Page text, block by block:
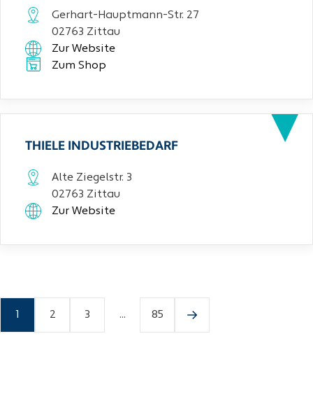
Gerhart-Hauptmann-Str. 27
02763 Zittau
Zur Website
Zum Shop
THIELE INDUSTRIEBEDARF
Alte Ziegelstr. 3
02763 Zittau
Zur Website
2 3 ... 85